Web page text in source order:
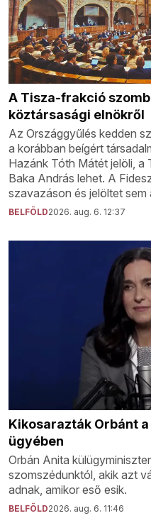
A Tisza-frakció
köztársasági elnökről
Az Országgyűlés kedden
a korábban beígért
Hazánk Tóth Mátét jelöli, a
Baka András lehet. A
szavazáson és jelöltet sem
BELFÖLD2026. aug. 6. 12:37
Kikosarazták Orbánt
ügyében
Orbán Anita
szomszédunktól, akik azt
adnak, amikor eső esik.
BELFÖLD2026. aug. 6. 11:46